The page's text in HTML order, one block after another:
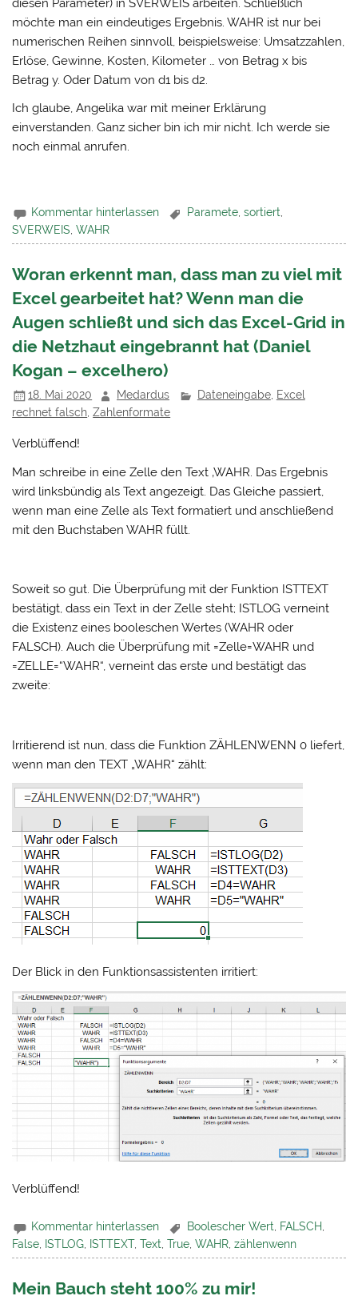
möchte man ein eindeutiges Ergebnis. WAHR ist nur bei
numerischen Reihen sinnvoll, beispielsweise: Umsatzzahlen,
Erlöse, Gewinne, Kosten, Kilometer … von Betrag x bis
Betrag y. Oder Datum von d1 bis d2.
Ich glaube, Angelika war mit meiner Erklärung
einverstanden. Ganz sicher bin ich mir nicht. Ich werde sie
noch einmal anrufen.
Kommentar hinterlassen Paramete,sortiert,
SVERWEIS ,WAHR
Woran erkennt man, dass man zu viel mit
Excel gearbeitet hat? Wenn man die
Augen schließt und sich das Excel-Grid in
die Netzhaut eingebrannt hat (Daniel
Kogan – excelhero)
18. Mai 2020 Medardus Dateneingabe, Excel
rechnet falsch ,Zahlenformate
Verblüffend!
Man schreibe in eine Zelle den Text ‚WAHR. Das Ergebnis
wird linksbündig als Text angezeigt. Das Gleiche passiert,
wenn man eine Zelle als Text formatiert und anschließend
mit den Buchstaben WAHR füllt.
Soweit so gut. Die Überprüfung mit der Funktion ISTTEXT
bestätigt, dass ein Text in der Zelle steht; ISTLOG verneint
die Existenz eines booleschen Wertes (WAHR oder
FALSCH). Auch die Überprüfung mit =Zelle=WAHR und
=ZELLE=“WAHR“, verneint das erste und bestätigt das
zweite:
Irritierend ist nun, dass die Funktion ZÄHLENWENN 0 liefert,
wenn man den TEXT „WAHR“ zählt:
Der Blick in den Funktionsassistenten irritiert:
Verblüffend!
Kommentar hinterlassen Boolescher Wert FALSCH
False
ISTLOG ISTTEXT,Text ,True ,WAHR ,zählenwenn
Mein Bauch steht 100% zu mir!